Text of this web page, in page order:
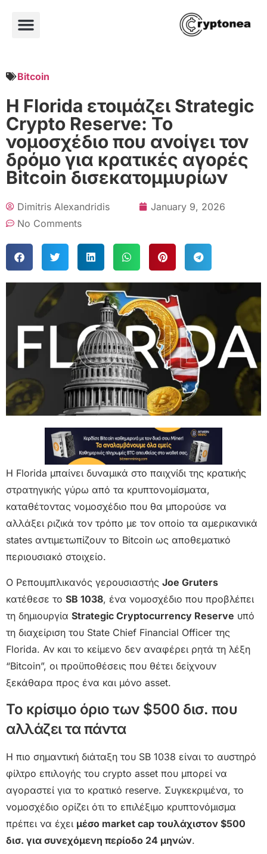
Bitcoin
Η Florida ετοιμάζει Strategic
Crypto Reserve: Το
νομοσχέδιο που ανοίγει τον
δρόμο για κρατικές αγορές
Bitcoin δισεκατομμυρίων
Dimitris Alexandridis
January 9, 2026
No Comments
Η Florida μπαίνει δυναμικά στο παιχνίδι της κρατικής
στρατηγικής γύρω από τα κρυπτονομίσματα,
καταθέτοντας νομοσχέδιο που θα μπορούσε να
αλλάξει ριζικά τον τρόπο με τον οποίο τα αμερικανικά
states αντιμετωπίζουν το Bitcoin ως αποθεματικό
περιουσιακό στοιχείο.
Ο Ρεπουμπλικανός γερουσιαστής Joe Gruters
κατέθεσε το SB 1038, ένα νομοσχέδιο που προβλέπει
τη δημιουργία Strategic Cryptocurrency Reserve υπό
τη διαχείριση του State Chief Financial Officer της
Florida. Αν και το κείμενο δεν αναφέρει ρητά τη λέξη
“Bitcoin”, οι προϋποθέσεις που θέτει δείχνουν
ξεκάθαρα προς ένα και μόνο asset.
Το κρίσιμο όριο των $500 δισ. που
αλλάζει τα πάντα
Η πιο σημαντική διάταξη του SB 1038 είναι το αυστηρό
φίλτρο επιλογής του crypto asset που μπορεί να
αγοραστεί για το κρατικό reserve. Συγκεκριμένα, το
νομοσχέδιο ορίζει ότι το επιλέξιμο κρυπτονόμισμα
πρέπει να έχει μέσο market cap τουλάχιστον $500
δισ. για συνεχόμενη περίοδο 24 μηνών.